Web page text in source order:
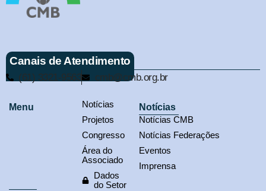
Canais de Atendimento
(61) 3321-9563 cmb@cmb.org.br
Menu
Notícias
Projetos
Congresso
Área do
Associado
Dados
do Setor
Notícias
Notícias CMB
Notícias Federações
Eventos
Imprensa